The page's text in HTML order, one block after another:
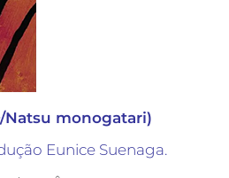
/Natsu monogatari)
Eunice Suenaga.